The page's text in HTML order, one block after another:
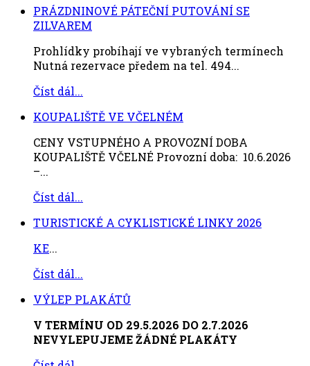
PRÁZDNINOVÉ PÁTEČNÍ PUTOVÁNÍ SE
ZILVAREM
Prohlídky probíhají ve vybraných termínech
Nutná rezervace předem na tel. 494...
Číst dál...
KOUPALIŠTĚ VE VČELNÉM
CENY VSTUPNÉHO A PROVOZNÍ DOBA
KOUPALIŠTĚ VČELNÉ Provozní doba: 10.6.2026
–...
Číst dál...
TURISTICKÉ A CYKLISTICKÉ LINKY 2026
KE...
Číst dál...
VÝLEP PLAKÁTŮ
V TERMÍNU OD 29.5.2026 DO 2.7.2026
NEVYLEPUJEME ŽÁDNÉ PLAKÁTY